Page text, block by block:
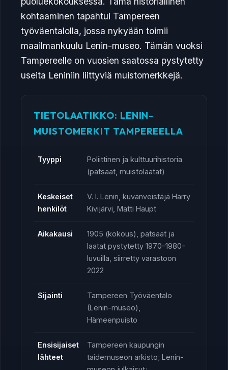
kohtaaminen tapahtui Tampereen
työväentalolla, jossa nykyään toimii
maailmankuulu Lenin-museo. Tämän vuoksi
Tampereelle on vuosien saatossa pystytetty
useita Leniniin liittyviä muistomerkkejä.
TIETOLAATIKKO: LENIN-
MUISTOMERKIT TAMPEREELLA
Tyyppi
Poliittinen ja kulttuurihistoria
(patsaat, muistolaatat)
Keskeiset
henkilöt
V. I. Lenin, kuvanveistäjä Harry
Kivijärvi, Matti Haupt
Aikakausi
1905 (kokous), patsaat ja
laatat pystytetty 1970–1980-
luvuilla, siirretty varastoon
2022
Sijainti
Tampereen Työväentalo
(Lenin-museo),
Hämeenpuisto
Ensisijaiset
lähteet
Tampereen kaupungin
taidemuseon arkisto; Lenin-